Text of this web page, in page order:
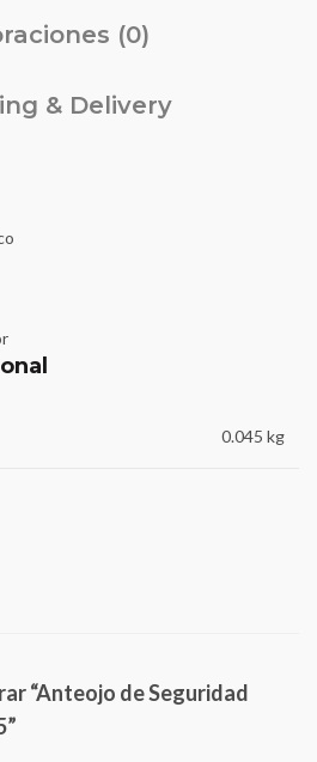
(0)
& Delivery
0.045 kg
“Anteojo de Seguridad